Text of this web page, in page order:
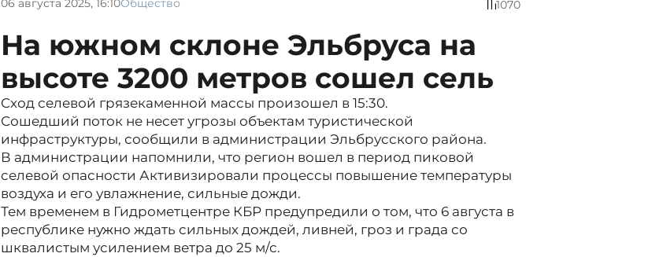
06 августа 2025, 16:10Общество 1070
На южном склоне Эльбруса на
высоте 3200 метров сошел сель
Сход селевой грязекаменной массы произошел в 15:30.
Сошедший поток не несет угрозы объектам туристической
инфраструктуры, сообщили в администрации Эльбрусского района.
В администрации напомнили, что регион вошел в период пиковой
селевой опасности Активизировали процессы повышение температуры
воздуха и его увлажнение, сильные дожди.
Тем временем в Гидрометцентре КБР предупредили о том, что 6 августа в
республике нужно ждать сильных дождей, ливней, гроз и града со
шквалистым усилением ветра до 25 м/с.